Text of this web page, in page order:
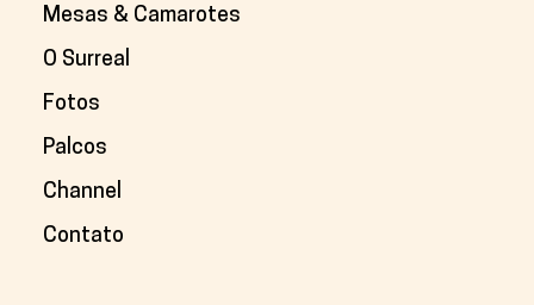
Mesas & Camarotes
O Surreal
Fotos
Palcos
Channel
Contato